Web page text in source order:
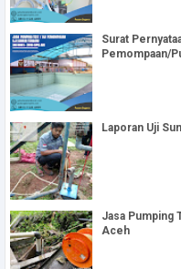
Surat
Pemompaan/
Laporan Uji
Jasa Pumping
Aceh